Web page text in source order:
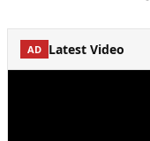
AD Latest Video